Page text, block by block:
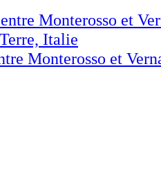
Monterosso et